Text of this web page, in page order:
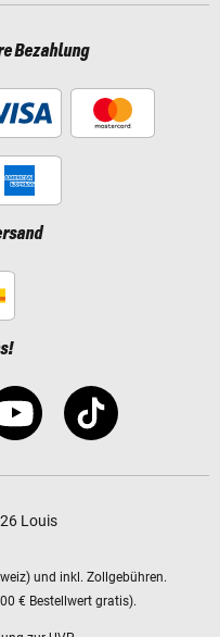
Bezahlung
Louis
und inkl. Zollgebühren.
€ Bestellwert gratis).